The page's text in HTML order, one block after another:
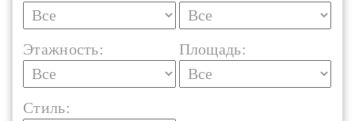
Этажность: Площадь:
Стиль: